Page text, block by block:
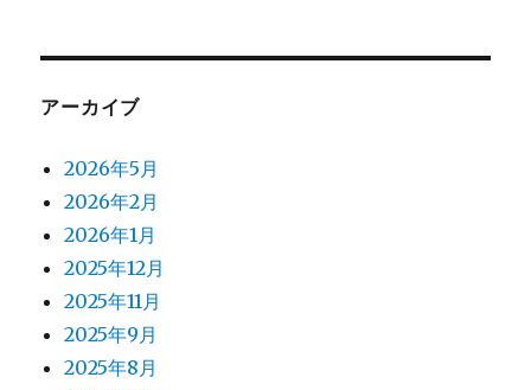
アーカイブ
2026年5月
2026年2月
2026年1月
2025年12月
2025年11月
2025年9月
2025年8月